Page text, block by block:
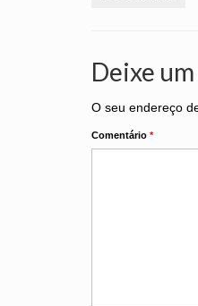
Deixe
O seu endereço
Comentário *